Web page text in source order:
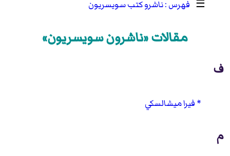
☰ ناشرو كتب سويسريون
مقالات «ناشرون سويسريون»
ف
فيرا ميشالسكي
م